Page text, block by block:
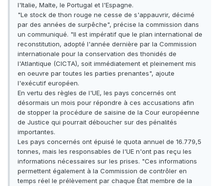
l'Italie, Malte, le Portugal et l'Espagne.
"Le stock de thon rouge ne cesse de s'appauvrir, décimé
par des années de surpêche", précise la commission dans
un communiqué. "Il est impératif que le plan international de
reconstitution, adopté l'année dernière par la Commission
internationale pour la conservation des thonidés de
l'Atlantique (CICTA), soit immédiatement et pleinement mis
en oeuvre par toutes les parties prenantes", ajoute
l'exécutif européen.
En vertu des règles de l'UE, les pays concernés ont
désormais un mois pour répondre à ces accusations afin
de stopper la procédure de saisine de la Cour européenne
de Justice qui pourrait déboucher sur des pénalités
importantes.
Les pays concernés ont épuisé le quota annuel de 16.779,5
tonnes, mais les responsables de l'UE n'ont pas reçu les
informations nécessaires sur les prises. "Ces informations
permettent également à la Commission de contrôler en
temps réel le prélèvement par chaque État membre de la